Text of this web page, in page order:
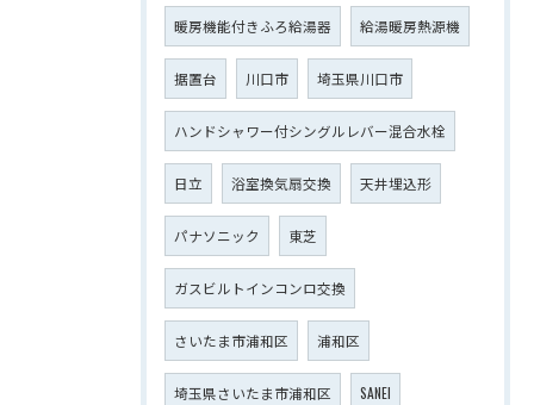
暖房機能付きふろ給湯器 給湯暖房熱源機
据置台 川口市 埼玉県川口市
ハンドシャワー付シングルレバー混合水栓
日立 浴室換気扇交換 天井埋込形
パナソニック 東芝
ガスビルトインコンロ交換
さいたま市浦和区 浦和区
埼玉県さいたま市浦和区 SANEI